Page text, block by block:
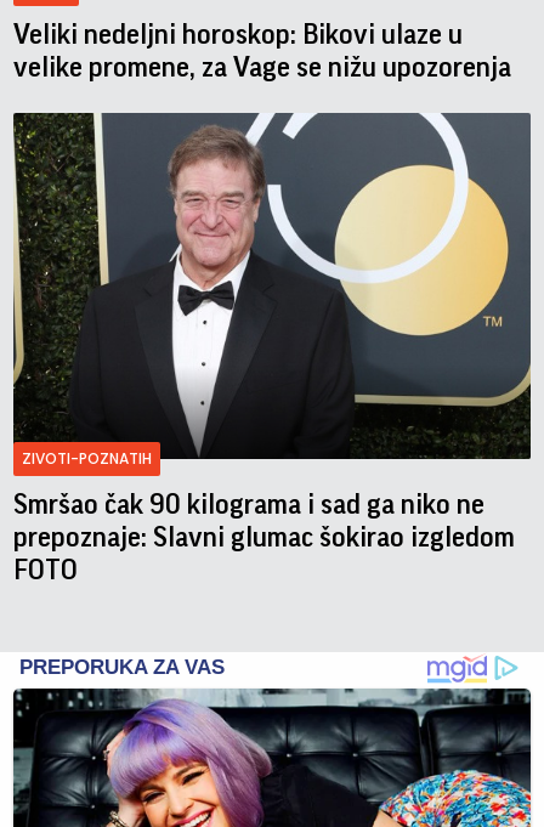
Veliki nedeljni horoskop: Bikovi ulaze u
velike promene, za Vage se nižu upozorenja
ZIVOTI-POZNATIH
Smršao čak 90 kilograma i sad ga niko ne
prepoznaje: Slavni glumac šokirao izgledom
FOTO